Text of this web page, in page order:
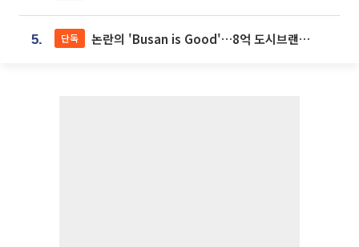
5. 단독 논란의 'Busan is Good'…8억 도시브랜드, 용산 대통령실 CI 업체가 수행